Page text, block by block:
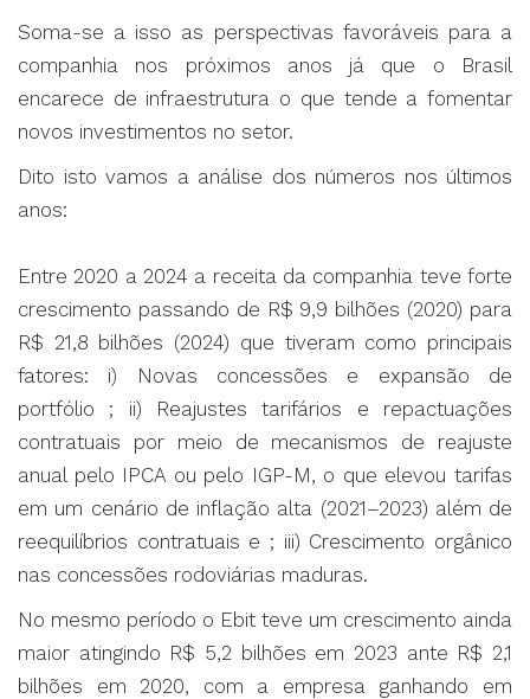
Soma-se a isso as perspectivas favoráveis para a
companhia nos próximos anos já que o Brasil
encarece de infraestrutura o que tende a fomentar
novos investimentos no setor.
Dito isto vamos a análise dos números nos últimos
anos:
Entre 2020 a 2024 a receita da companhia teve forte
crescimento passando de R$ 9,9 bilhões (2020) para
R$ 21,8 bilhões (2024) que tiveram como principais
fatores: i) Novas concessões e expansão de
portfólio ; ii) Reajustes tarifários e repactuações
contratuais por meio de mecanismos de reajuste
anual pelo IPCA ou pelo IGP-M, o que elevou tarifas
em um cenário de inflação alta (2021–2023) além de
reequilíbrios contratuais e ; iii) Crescimento orgânico
nas concessões rodoviárias maduras.
No mesmo período o Ebit teve um crescimento ainda
maior atingindo R$ 5,2 bilhões em 2023 ante R$ 2,1
bilhões em 2020, com a empresa ganhando em